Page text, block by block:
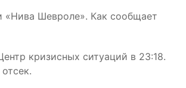
«Нива Шевроле». Как сообщает
кризисных ситуаций в 23:18.